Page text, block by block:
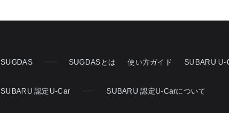
SUGDAS SUGDASとは 使い方ガイド SUBARU U-
SUBARU 認定U-Car SUBARU 認定U-Carについて